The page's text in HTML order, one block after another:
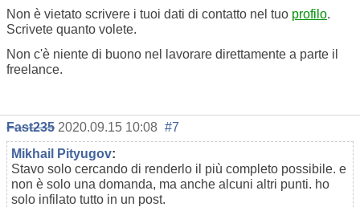
Non è vietato scrivere i tuoi dati di contatto nel tuo profilo.
Scrivete quanto volete.
Non c'è niente di buono nel lavorare direttamente a parte il
freelance.
Fast235 2020.09.15 10:08 #7
Mikhail Pityugov:
Stavo solo cercando di renderlo il più completo possibile. e
non è solo una domanda, ma anche alcuni altri punti. ho
solo infilato tutto in un post.